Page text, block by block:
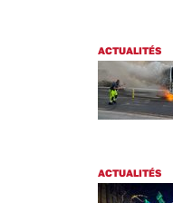
ACTUALITÉS
ACTUALITÉS